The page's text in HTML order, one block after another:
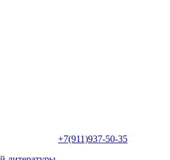
+7(911)937-50-35